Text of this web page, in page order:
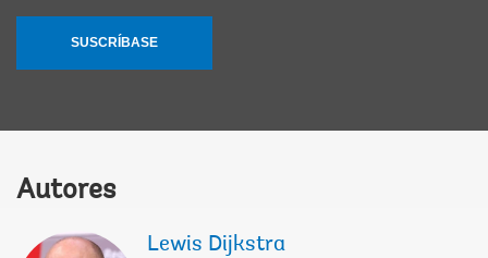
SUSCRÍBASE
Autores
Lewis Dijkstra